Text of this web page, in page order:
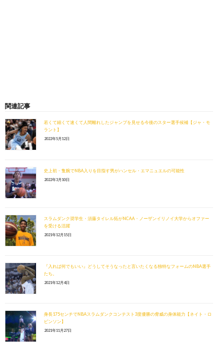
関連記事
若くて細くて速くて人間離れしたジャンプを見せる今後のスター選手候補【ジャ・モ
ラント】
2022年5月12日
史上初・隻腕でNBA入りを目指す男がハンセル・エマニュエルの可能性
2022年3月10日
スラムダンク奨学生・須藤タイレル拓がNCAA・ノーザンイリノイ大学からオファー
を受ける活躍
2021年12月15日
『入れば何でもいい』どうしてそうなったと言いたくなる独特なフォームのNBA選手
たち。
2021年12月4日
身長175センチでNBAスラムダンクコンテスト3度優勝の脅威の身体能力【ネイト・ロ
ビンソン】
2021年11月27日